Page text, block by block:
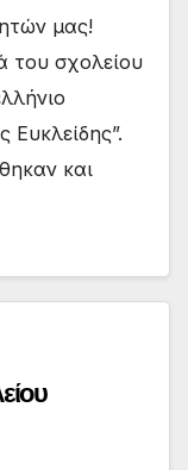
μας!
του σχολείου
και